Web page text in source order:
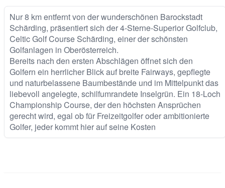
Nur 8 km entfernt von der wunderschönen Barockstadt
Schärding, präsentiert sich der 4-Sterne-Superior Golfclub,
Celtic Golf Course Schärding, einer der schönsten
Golfanlagen in Oberösterreich.
Bereits nach den ersten Abschlägen öffnet sich den
Golfern ein herrlicher Blick auf breite Fairways, gepflegte
und naturbelassene Baumbestände und im Mittelpunkt das
liebevoll angelegte, schilfumrandete Inselgrün. Ein 18-Loch
Championship Course, der den höchsten Ansprüchen
gerecht wird, egal ob für Freizeitgolfer oder ambitionierte
Golfer, jeder kommt hier auf seine Kosten